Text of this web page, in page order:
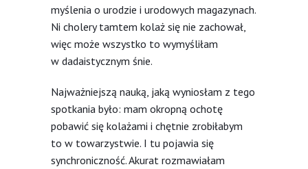
myślenia o urodzie i urodowych magazynach.
Ni cholery tamtem kolaż się nie zachował,
więc może wszystko to wymyśliłam
w dadaistycznym śnie.
Najważniejszą nauką, jaką wyniosłam z tego
spotkania było: mam okropną ochotę
pobawić się kolażami i chętnie zrobiłabym
to w towarzystwie. I tu pojawia się
synchroniczność. Akurat rozmawiałam